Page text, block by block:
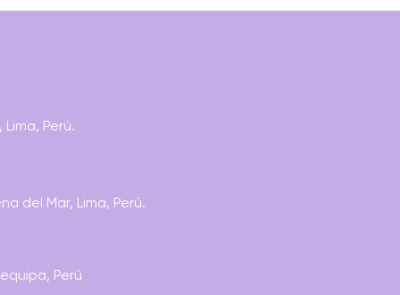
NARRATIVA,
Perú.
del Mar, Lima, Perú.
Perú